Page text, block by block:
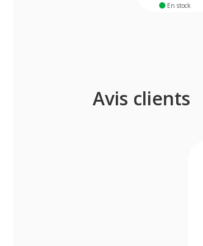
En stock
Avis clients